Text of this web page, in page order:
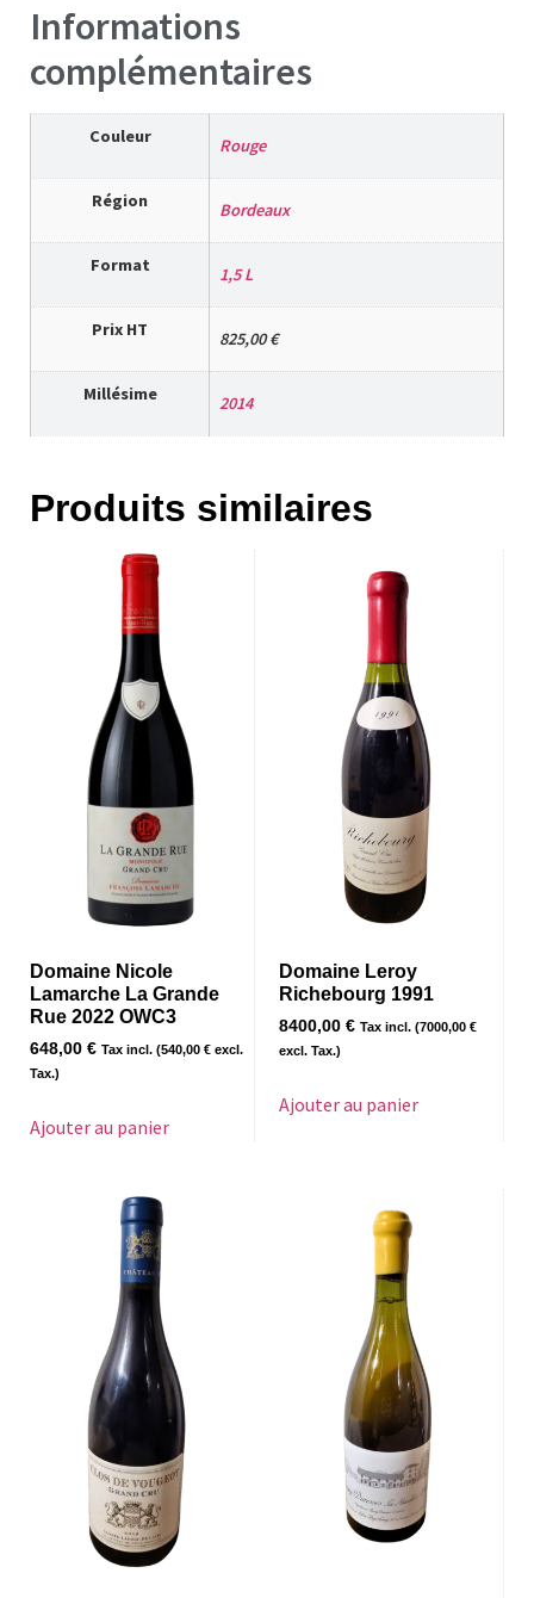
Informations
complémentaires
Couleur Rouge
Région Bordeaux
Format 1,5 L
Prix HT 825,00 €
Millésime 2014
Produits similaires
Domaine Nicole
Lamarche La Grande
Rue 2022 OWC3
648,00 € Tax incl. (540,00 € excl.
Tax.)
Ajouter au panier
Domaine Leroy
Richebourg 1991
8400,00 € Tax incl. (7000,00 €
excl. Tax.)
Ajouter au panier